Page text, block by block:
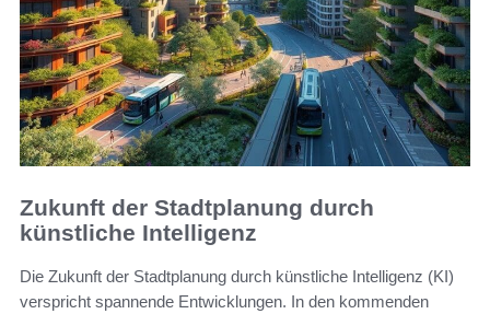
Zukunft der Stadtplanung durch
künstliche Intelligenz
Die Zukunft der Stadtplanung durch künstliche Intelligenz (KI)
verspricht spannende Entwicklungen. In den kommenden